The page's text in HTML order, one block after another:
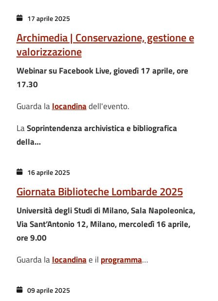
17 aprile 2025
Archimedia | Conservazione, gestione e
valorizzazione
Webinar su Facebook Live, giovedì 17 aprile, ore
17.30
Guarda lalocandinadell'evento.
LaSoprintendenza archivistica e bibliografica
della…
16 aprile 2025
Giornata Biblioteche Lombarde 2025
Università degli Studi di Milano, Sala Napoleonica,
Via Sant’Antonio 12, Milano, mercoledì 16 aprile,
ore 9.00
Guarda lalocandinae il programma…
09 aprile 2025